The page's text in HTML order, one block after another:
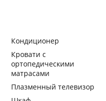
Кондиционер
Кровати с
ортопедическими
матрасами
Плазменный телевизор